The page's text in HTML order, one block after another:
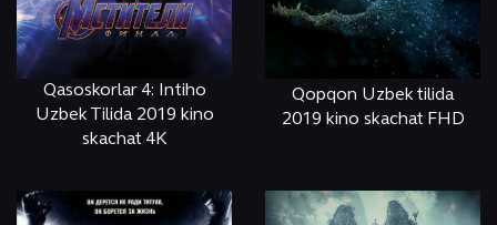
Qasoskorlar 4: Intiho
Uzbek Tilida 2019 kino
skachat 4K
Qopqon Uzbek tilida
2019 kino skachat FHD